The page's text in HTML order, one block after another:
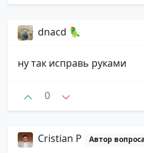
dnacd 🦜
ну так исправь руками
0
Cristian P Автор